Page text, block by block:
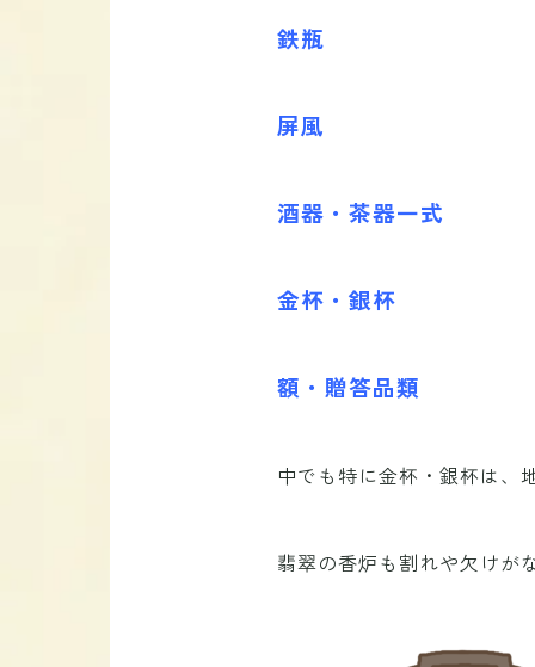
鉄瓶
屏風
酒器・茶器一式
金杯・銀杯
額・贈答品類
中でも特に金杯・銀杯は、
翡翠の香炉も割れや欠けが